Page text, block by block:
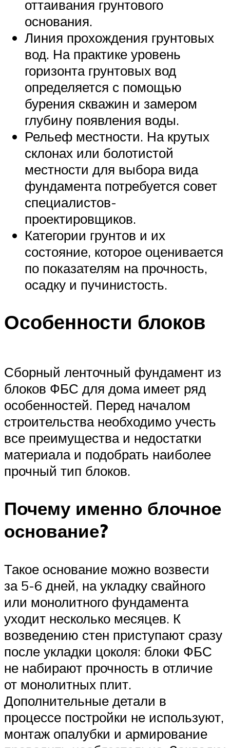
оттаивания грунтового
основания.
Линия прохождения грунтовых
вод. На практике уровень
горизонта грунтовых вод
определяется с помощью
бурения скважин и замером
глубину появления воды.
Рельеф местности. На крутых
склонах или болотистой
местности для выбора вида
фундамента потребуется совет
специалистов-
проектировщиков.
Категории грунтов и их
состояние, которое оценивается
по показателям на прочность,
осадку и пучинистость.
Особенности блоков
Сборный ленточный фундамент из
блоков ФБС для дома имеет ряд
особенностей. Перед началом
строительства необходимо учесть
все преимущества и недостатки
материала и подобрать наиболее
прочный тип блоков.
Почему именно блочное
основание?
Такое основание можно возвести
за 5-6 дней, на укладку свайного
или монолитного фундамента
уходит несколько месяцев. К
возведению стен приступают сразу
после укладки цоколя: блоки ФБС
не набирают прочность в отличие
от монолитных плит.
Дополнительные детали в
процессе постройки не используют,
монтаж опалубки и армирование